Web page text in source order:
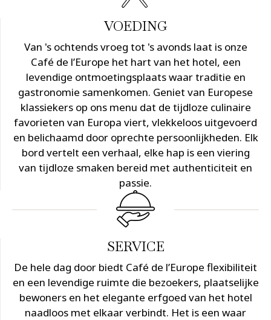
VOEDING
Van 's ochtends vroeg tot 's avonds laat is onze
Café de l’Europe het hart van het hotel, een
levendige ontmoetingsplaats waar traditie en
gastronomie samenkomen. Geniet van Europese
klassiekers op ons menu dat de tijdloze culinaire
favorieten van Europa viert, vlekkeloos uitgevoerd
en belichaamd door oprechte persoonlijkheden. Elk
bord vertelt een verhaal, elke hap is een viering
van tijdloze smaken bereid met authenticiteit en
passie.
SERVICE
De hele dag door biedt Café de l’Europe flexibiliteit
en een levendige ruimte die bezoekers, plaatselijke
bewoners en het elegante erfgoed van het hotel
naadloos met elkaar verbindt. Het is een waar